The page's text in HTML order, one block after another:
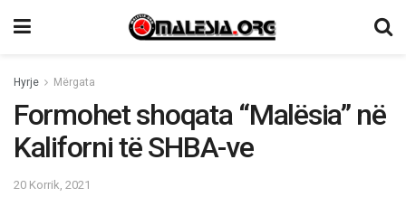
Hyrje Mërgata
Formohet shoqata “Malësia” në
Kaliforni të SHBA-ve
20 Korrik, 2021